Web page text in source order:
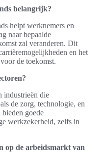
belangrijk?
helpt werknemers en
naar bepaalde
zal veranderen. Dit
en het
de toekomst.
industrieën die
de zorg, technologie, en
bieden goede
werkzekerheid, zelfs in
op de arbeidsmarkt van